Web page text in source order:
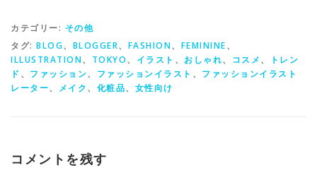
カテゴリー: その他
タグ: BLOG、 BLOGGER、 FASHION、 FEMININE、
ILLUSTRATION、 TOKYO、 イラスト 、 おしゃれ、 コスメ、
トレン
ド 、 ファッション、 ファッションイラスト 、 ファッションイラスト
レーター、 メイク、 化粧品、 女性向け
コメントを残す